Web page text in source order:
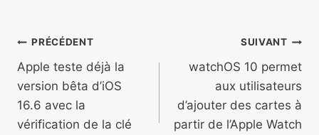
Navigation
de
l’article
PRÉCÉDENT
Apple teste déjà la
version bêta d’iOS
16.6 avec la
vérification de la clé
SUIVANT
watchOS 10 permet
aux utilisateurs
d’ajouter des cartes à
partir de l’Apple Watch